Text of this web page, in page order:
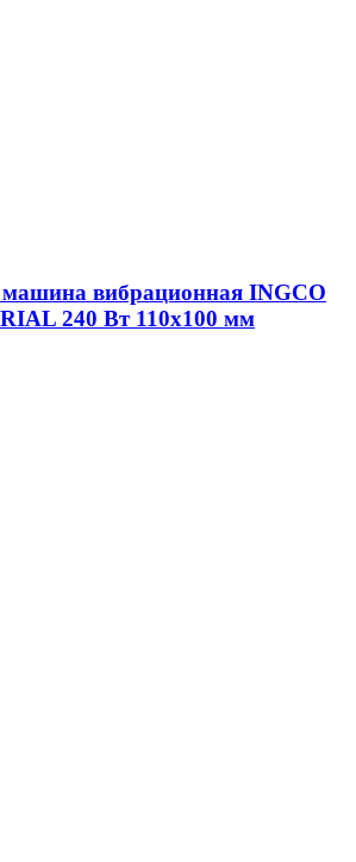
вибрационная INGCO
240 Вт 110х100 мм